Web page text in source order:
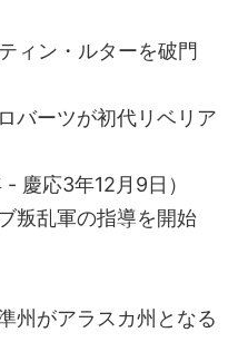
ィン・ルターを破門
バーツが初代リベリア
慶応3年12月9日）
叛乱軍の指導を開始
州がアラスカ州となる